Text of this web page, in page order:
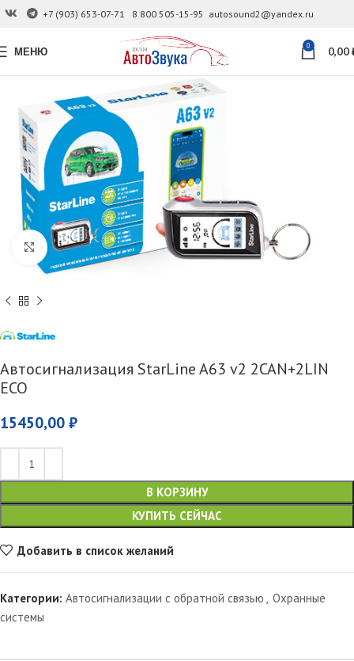
+7 (903) 653-07-71 8 800 505-15-95 autosound2@yandex.ru
МЕНЮ 0 0,00
Увеличить
Автосигнализация StarLine A63 v2 2CAN+2LIN
ECO
15450,00 ₽
В КОРЗИНУ
КУПИТЬ СЕЙЧАС
Добавить в список желаний
Категории: Автосигнализации с обратной связью , Охранные
системы